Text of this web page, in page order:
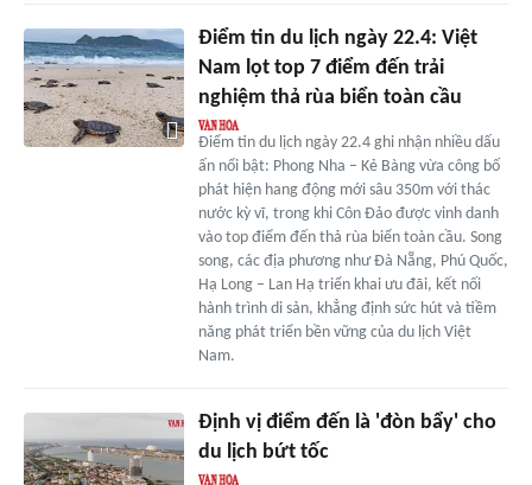
Điểm tin du lịch ngày 22.4: Việt
Nam lọt top 7 điểm đến trải
nghiệm thả rùa biển toàn cầu
Điểm tin du lịch ngày 22.4 ghi nhận nhiều dấu
ấn nổi bật: Phong Nha – Kẻ Bàng vừa công bố
phát hiện hang động mới sâu 350m với thác
nước kỳ vĩ, trong khi Côn Đảo được vinh danh
vào top điểm đến thả rùa biển toàn cầu. Song
song, các địa phương như Đà Nẵng, Phú Quốc,
Hạ Long – Lan Hạ triển khai ưu đãi, kết nối
hành trình di sản, khẳng định sức hút và tiềm
năng phát triển bền vững của du lịch Việt
Nam.
Định vị điểm đến là 'đòn bẩy' cho
du lịch bứt tốc